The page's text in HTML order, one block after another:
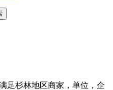
足杉林地区商家，单位，企